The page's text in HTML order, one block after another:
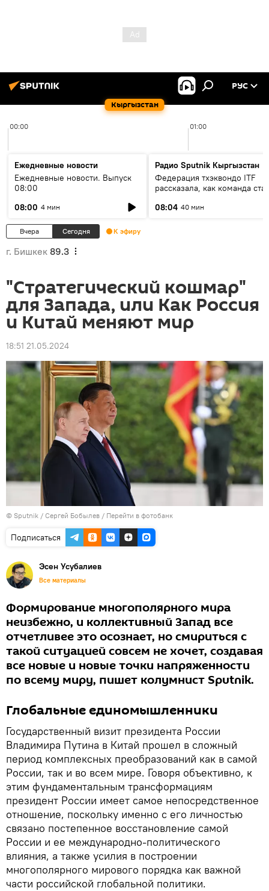
Кыргызстан
РУС
00:00 01:00
Ежедневные новости
Ежедневные новости. Выпуск
08:00
08:00 4 мин
Радио Sputnik Кыргызстан
Федерация тхэквондо ITF
рассказала, как команда
08:04 40 мин
Вчера Сегодня К эфиру
г. Бишкек 89.3
"Стратегический кошмар"
для Запада, или Как Россия
и Китай меняют мир
18:51 21.05.2024
© Sputnik / Сергей Бобылев / Перейти в фотобанк
Подписаться
Эсен Усубалиев
Все материалы
Формирование многополярного мира
неизбежно, и коллективный Запад все
отчетливее это осознает, но смириться с
такой ситуацией совсем не хочет, создавая
все новые и новые точки напряженности
по всему миру, пишет колумнист Sputnik.
Глобальные единомышленники
Государственный визит президента России
Владимира Путина в Китай прошел в сложный
период комплексных преобразований как в самой
России, так и во всем мире. Говоря объективно, к
этим фундаментальным трансформациям
президент России имеет самое непосредственное
отношение, поскольку именно с его личностью
связано постепенное восстановление самой
России и ее международно-политического
влияния, а также усилия в построении
многополярного мирового порядка как важной
части российской глобальной политики.